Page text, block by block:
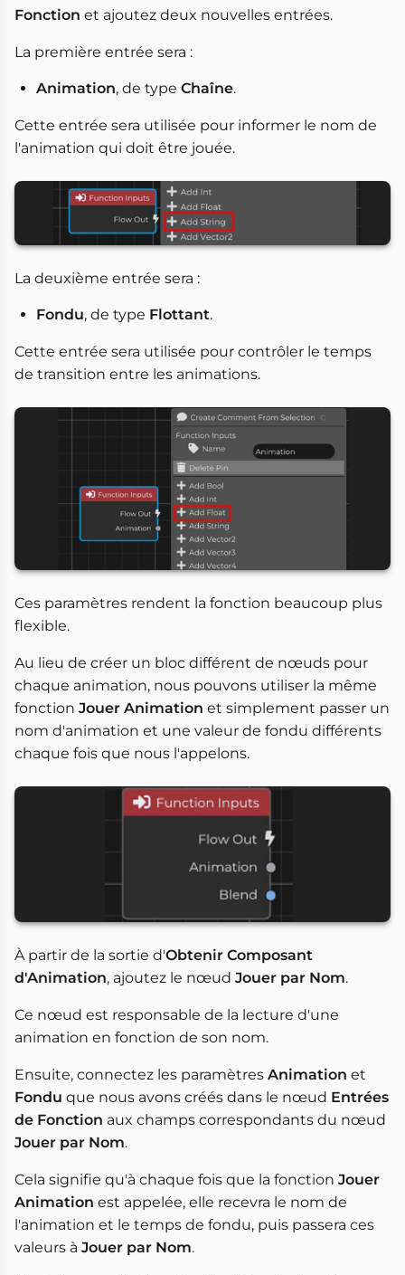
Fonction et ajoutez deux nouvelles entrées.
La première entrée sera :
Animation, de type Chaîne.
Cette entrée sera utilisée pour informer le nom de
l'animation qui doit être jouée.
La deuxième entrée sera :
Fondu, de type Flottant.
Cette entrée sera utilisée pour contrôler le temps
de transition entre les animations.
Ces paramètres rendent la fonction beaucoup plus
flexible.
Au lieu de créer un bloc différent de nœuds pour
chaque animation, nous pouvons utiliser la même
fonction Jouer Animation et simplement passer un
nom d'animation et une valeur de fondu différents
chaque fois que nous l'appelons.
À partir de la sortie d'Obtenir Composant
d'Animation, ajoutez le nœud Jouer par Nom.
Ce nœud est responsable de la lecture d'une
animation en fonction de son nom.
Ensuite, connectez les paramètres Animation et
Fondu que nous avons créés dans le nœud Entrées
de Fonction aux champs correspondants du nœud
Jouer par Nom.
Cela signifie qu'à chaque fois que la fonction Jouer
Animation est appelée, elle recevra le nom de
l'animation et le temps de fondu, puis passera ces
valeurs à Jouer par Nom.